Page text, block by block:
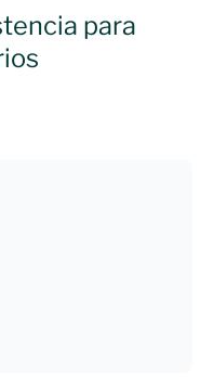
para